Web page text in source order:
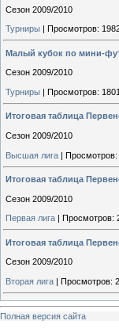
Сезон 2009/2010
Турниры Просмотров:
Малый кубок по мини-
Сезон 2009/2010
Турниры | Просмотров: 1801
Итоговая таблица
Сезон 2009/2010
Высшая лига | Просмотров:
Итоговая таблица
Сезон 2009/2010
Первая лига Просмотров:
Итоговая таблица
Сезон 2009/2010
Вторая лига | Просмотров:
Полная версия сайта